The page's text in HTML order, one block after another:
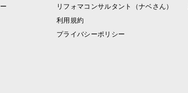
リフォマコンサルタント（ナベさん）
利用規約
プライバシーポリシー